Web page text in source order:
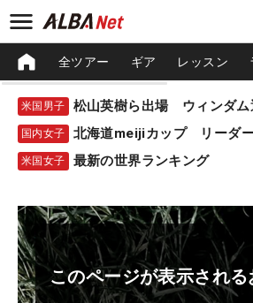
全ツアー ギア レッスン
米国男子
国内女子 北海道meijiカップ リーダ
米国女子 最新の世界ランキング
このページが表示され